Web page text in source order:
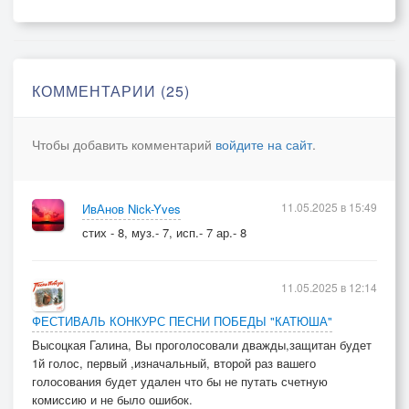
КОММЕНТАРИИ (25)
Чтобы добавить комментарий войдите на сайт.
ИвАнов Nick-Yves
стих - 8, муз.- 7, исп.- 7 ар.- 8
11.05.2025 в 15:49
ФЕСТИВАЛЬ КОНКУРС ПЕСНИ ПОБЕДЫ "КАТЮША"
Высоцкая Галина, Вы проголосовали дважды,защитан будет
1й голос, первый ,изначальный, второй раз вашего
голосования будет удален что бы не путать счетную
комиссию и не было ошибок.
11.05.2025 в 12:14